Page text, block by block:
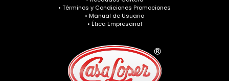
• Términos y Condiciones Promociones
• Manual de Usuario
• Ética Empresarial